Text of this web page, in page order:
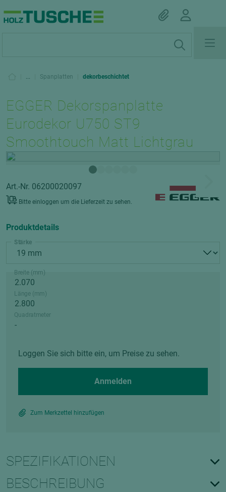
... Spanplatten dekorbeschichtet
EGGER Dekorspanplatte
Eurodekor U750 ST9
Smoothtouch Matt Lichtgrau
Art.-Nr. 06200020097
Bitte einloggen um die Lieferzeit zu sehen.
Produktdetails
Stärke
Breite (mm)
Länge (mm)
Quadratmeter
Loggen Sie sich bitte ein, um Preise zu sehen.
Anmelden
Zum Merkzettel hinzufügen
SPEZIFIKATIONEN
BESCHREIBUNG